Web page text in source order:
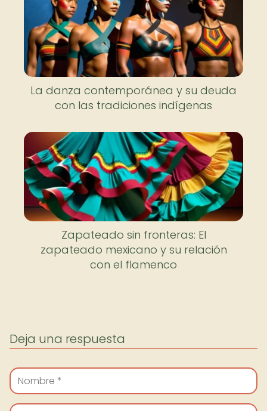
La danza contemporánea y su deuda
con las tradiciones indígenas
Zapateado sin fronteras: El
zapateado mexicano y su relación
con el flamenco
Deja una respuesta